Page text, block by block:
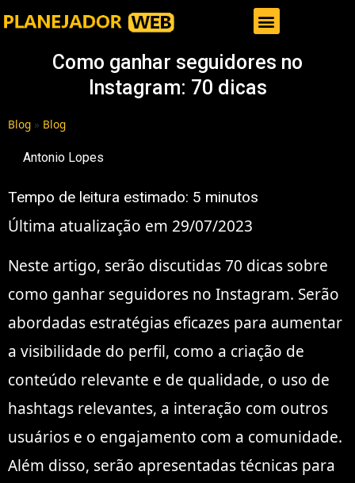
Como ganhar seguidores no
Instagram: 70 dicas
Blog » Blog
Antonio Lopes
Tempo de leitura estimado: 5 minutos
Última atualização em 29/07/2023
Neste artigo, serão discutidas 70 dicas sobre
como ganhar seguidores no Instagram. Serão
abordadas estratégias eficazes para aumentar
a visibilidade do perfil, como a criação de
conteúdo relevante e de qualidade, o uso de
hashtags relevantes, a interação com outros
usuários e o engajamento com a comunidade.
Além disso, serão apresentadas técnicas para